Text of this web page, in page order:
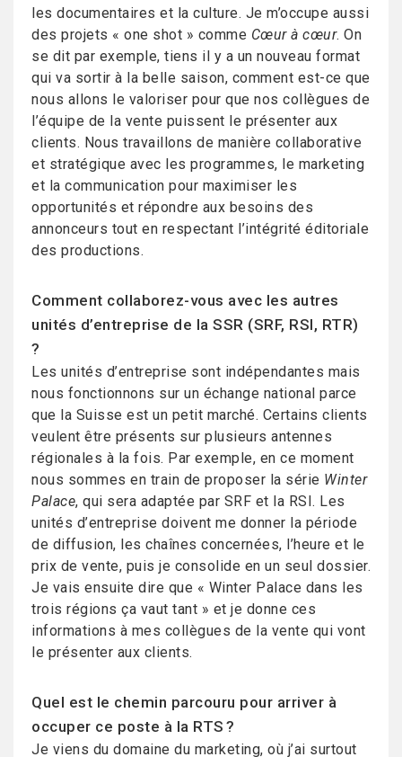
les documentaires et la culture. Je m’occupe aussi
des projets « one shot » comme Cœur à cœur. On
se dit par exemple, tiens il y a un nouveau format
qui va sortir à la belle saison, comment est-ce que
nous allons le valoriser pour que nos collègues de
l’équipe de la vente puissent le présenter aux
clients. Nous travaillons de manière collaborative
et stratégique avec les programmes, le marketing
et la communication pour maximiser les
opportunités et répondre aux besoins des
annonceurs tout en respectant l’intégrité éditoriale
des productions.
Comment collaborez-vous avec les autres
unités d’entreprise de la SSR (SRF, RSI, RTR)
?
Les unités d’entreprise sont indépendantes mais
nous fonctionnons sur un échange national parce
que la Suisse est un petit marché. Certains clients
veulent être présents sur plusieurs antennes
régionales à la fois. Par exemple, en ce moment
nous sommes en train de proposer la série Winter
Palace, qui sera adaptée par SRF et la RSI. Les
unités d’entreprise doivent me donner la période
de diffusion, les chaînes concernées, l’heure et le
prix de vente, puis je consolide en un seul dossier.
Je vais ensuite dire que « Winter Palace dans les
trois régions ça vaut tant » et je donne ces
informations à mes collègues de la vente qui vont
le présenter aux clients.
Quel est le chemin parcouru pour arriver à
occuper ce poste à la RTS ?
Je viens du domaine du marketing, où j’ai surtout